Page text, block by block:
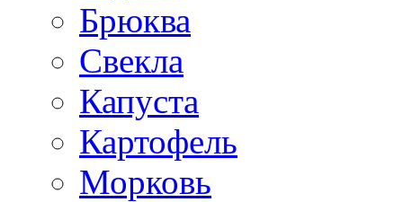
Брюква
Свекла
Капуста
Картофель
Морковь